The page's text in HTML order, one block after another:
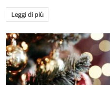
Leggi di più